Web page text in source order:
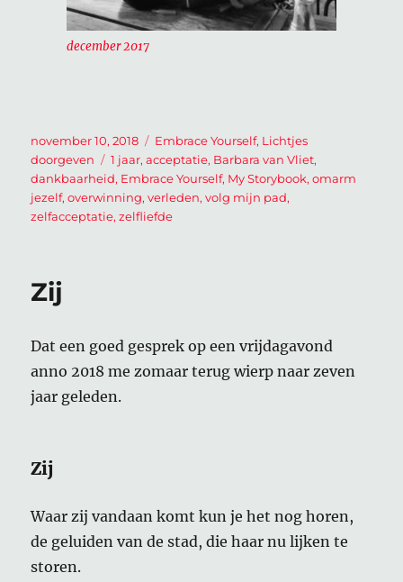
december 2017
Geplaatst
op
november 10, 2018 Categorieën
Embrace Yourself, Lichtjes
doorgeven
Tags
1 jaar,acceptatie, Barbara van Vliet,
dankbaarheid, Embrace Yourself, My Storybook,omarm
jezelf,overwinning,verleden,volg mijn pad,
zelfacceptatie,zelfliefde
Zij
Dat een goed gesprek op een vrijdagavond
anno 2018 me zomaar terug wierp naar zeven
jaar geleden.
Zij
Waar zij vandaan komt kun je het nog horen,
de geluiden van de stad, die haar nu lijken te
storen.